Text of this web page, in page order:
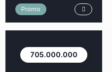
Promo
705.000.000